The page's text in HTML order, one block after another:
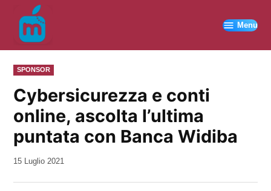
contenuto
Menu
PUBBLICATO
IN
SPONSOR
Cybersicurezza e conti
online, ascolta l’ultima
puntata con Banca Widiba
da
15 Luglio 2021